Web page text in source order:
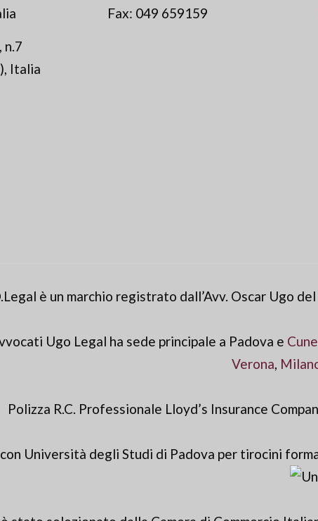
n.7
Italia
Fax: 049 659159
è un marchio registrato dall’Avv. Oscar Ugo
Ugo Legal ha sede principale a Padova e
Verona,
Polizza R.C. Professionale Lloyd’s Insurance
Università degli Studi di Padova per tirocini